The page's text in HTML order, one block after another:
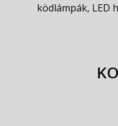
ködlámpák, LED